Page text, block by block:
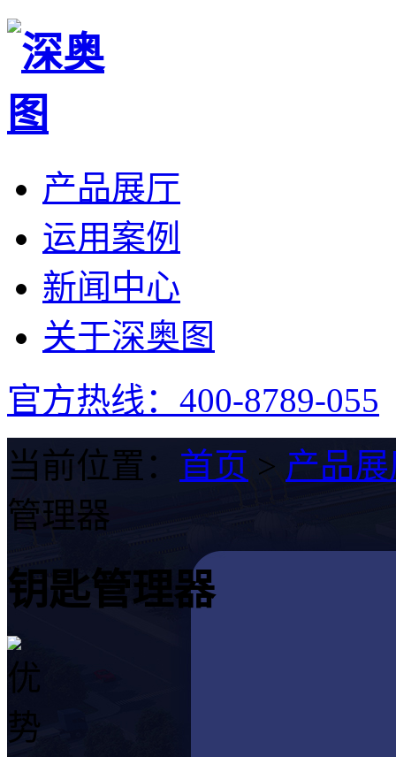
产品展厅
运用案例
新闻中心
关于深奥图
官方热线：400-8789-055
当前位置： 首页 > 产品
管理器
钥匙管理器